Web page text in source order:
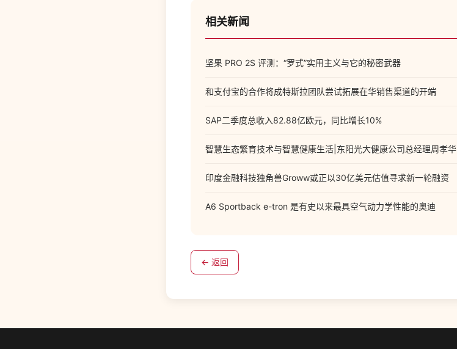
相关新闻
坚果 PRO 2S 评测：“罗式”实用主义与它的秘密武器
和支付宝的合作将成特斯拉团队尝试拓展在华销售渠道的开端
SAP二季度总收入82.88亿欧元，同比增长10%
智慧生态繁育技术与智慧健康生活|东阳光大健康公司总经理周孝华
印度金融科技独角兽Groww或正以30亿美元估值寻求新一轮融资
A6 Sportback e-tron 是有史以来最具空气动力学性能的奥迪
← 返回